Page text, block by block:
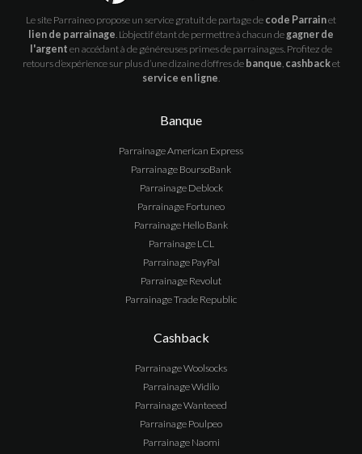
Le site Parraineo propose un service gratuit de partage de code Parrainet
lien de parrainage. L’objectif étant de permettre à chacun degagner de
l'argent en accédant à de généreuses primes de parrainages. Profitez de
retours d’expérience sur plus d’une dizaine d’offres de banque, cashbacket
service en ligne.
Banque
ParrainageAmerican Express
Parrainage BoursoBank
Parrainage Deblock
Parrainage Fortuneo
Parrainage Hello Bank
Parrainage LCL
Parrainage PayPal
Parrainage Revolut
ParrainageTrade Republic
Cashback
ParrainageWoolsocks
ParrainageWidilo
ParrainageWanteeed
Parrainage Poulpeo
Parrainage Naomi